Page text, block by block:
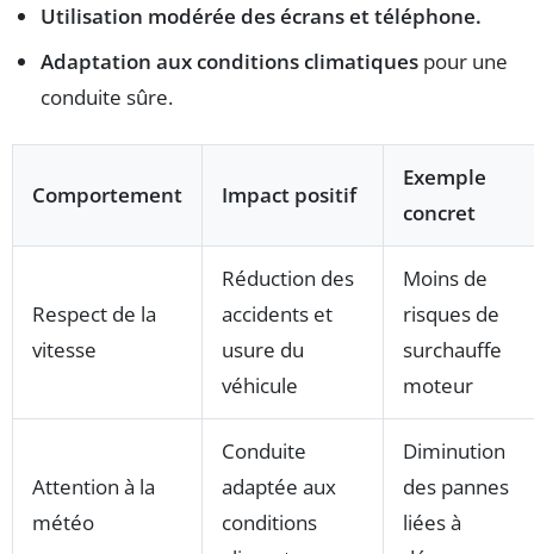
Utilisation modérée des écrans et téléphone.
Adaptation aux conditions climatiques pour une
conduite sûre.
Comportement Impact positif
Exemple
concret
Respect de la
vitesse
Réduction des
accidents et
usure du
véhicule
Moins de
risques de
surchauffe
moteur
Attention à la
météo
Conduite
adaptée aux
conditions
Diminution
des pannes
liées à